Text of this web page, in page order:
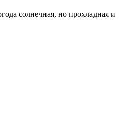
солнечная, но прохладная и